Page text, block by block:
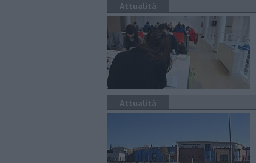
Attualità
Attualità